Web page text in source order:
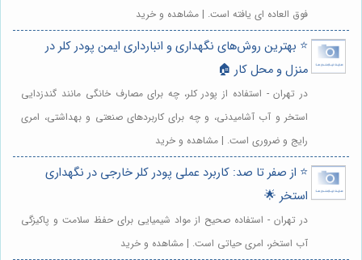
فوق العاده ای یافته است. | مشاهده و خرید
⭐️ بهترین روش‌های نگهداری و انبارداری ایمن پودر کلر در
منزل و محل کار 🏠
در تهران - استفاده از پودر کلر، چه برای مصارف خانگی مانند گندزدایی
استخر و آب آشامیدنی، و چه برای کاربردهای صنعتی و بهداشتی، امری
رایج و ضروری است. | مشاهده و خرید
⭐️ از صفر تا صد: کاربرد عملی پودر کلر خارجی در نگهداری
استخر 🌟
در تهران - استفاده صحیح از مواد شیمیایی برای حفظ سلامت و پاکیزگی
آب استخر، امری حیاتی است. | مشاهده و خرید